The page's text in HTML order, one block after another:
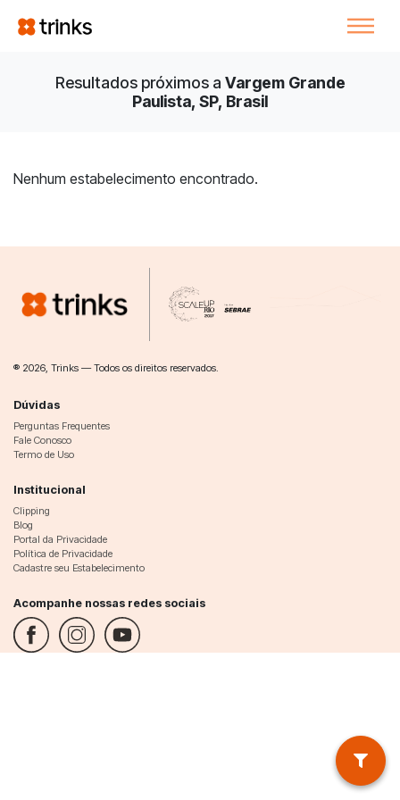
Resultados próximos a Vargem Grande
Paulista, SP, Brasil
Nenhum estabelecimento encontrado.
® 2026, Trinks — Todos os direitos reservados.
Dúvidas
Perguntas Frequentes
Fale Conosco
Termo de Uso
Institucional
Clipping
Blog
Portal da Privacidade
Política de Privacidade
Cadastre seu Estabelecimento
Acompanhe nossas redes sociais